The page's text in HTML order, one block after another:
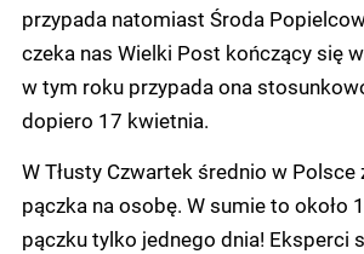
przypada natomiast Środa
czeka nas Wielki Post kończący się
w tym roku przypada ona
dopiero 17 kwietnia.
W Tłusty Czwartek średnio w Polsce
pączka na osobę. W sumie to około
pączku tylko jednego dnia! Eksperci